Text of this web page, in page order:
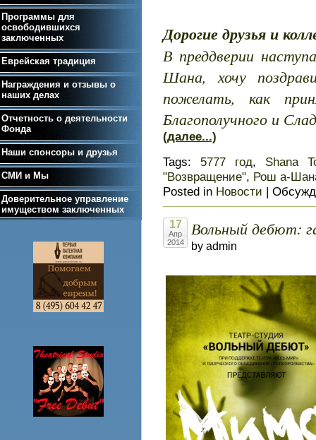
Дорогие друзья и
В преддверии
Шана, хочу
пожелать, как
Благополучного и
(далее...)
Tags: 5777 год, Shana
"Возвращение", Рош а-
Posted in Новости |
17
Апр
2014
Вольный дебют:
by admin
Программы для
освободившихся
заключенных
Еврейская традиция
Награждения и отзывы о
наших делах
Отчетность о деятельности
Фонда
Наши спонсоры и друзья
СМИ и Мы
Доверительное управление
имуществом заключенных